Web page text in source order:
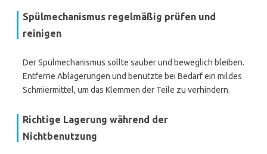
Spülmechanismus regelmäßig prüfen und
reinigen
Der Spülmechanismus sollte sauber und beweglich bleiben.
Entferne Ablagerungen und benutzte bei Bedarf ein mildes
Schmiermittel, um das Klemmen der Teile zu verhindern.
Richtige Lagerung während der
Nichtbenutzung